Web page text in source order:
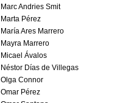
Marc Andries Smit
Marta Pérez
María Ares Marrero
Mayra Marrero
Micael Ávalos
Néstor Días de Villegas
Olga Connor
Omar Pérez